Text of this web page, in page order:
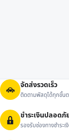
จัดส่งรวดเร็ว
ติดตามพัสดุได้ทุกขั้น
ชำระเงินปลอดภั
รองรับช่องทางชำระเ